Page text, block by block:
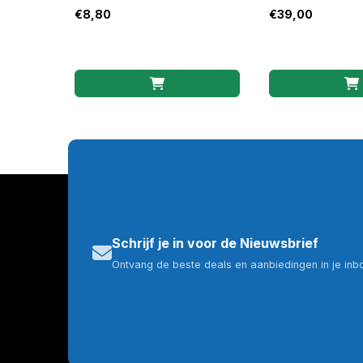
montuur
€8,80
74P4496
€39,00
Schrijf je in voor de Nieuwsbrief
Ontvang de beste deals en aanbiedingen in je